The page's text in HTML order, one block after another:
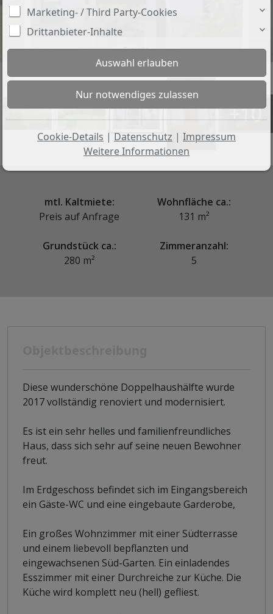
Freisitz
+10
mtl. Kaltmiete:
Preis auf Anfrage
Wohnfläche ca.:
131 m²
Grundstück ca.:
280 m²
Zimmeranzahl:
5
Diese wunderschöne Doppelhaushälfte wurde
2017 vollständig renoviert und modernisiert.
Es ist ein sehr helles und familienfreundliches
Haus, dass sich sehr auf seine neuen Bewohner
freut.
Im Erdgeschoss befindet sich im Eingangsbereich
ein Gäste-WC und eine eingebaute Garderobe,
Ein großes Wohnzimmer mit einer Südterrasse
und einem liebevoll bepflanzten und
eingewachsenen Süd-Garten. Ein einladendes
Esszimmer mit einer Durchreiche zur Küche. Die
Küche wird komplett neu (hell) gefliest.
Marketing- / Third Party-Cookies
Drittanbieter-Inhalte
Cookie-Details | Datenschutz | Impressum
Weitere Informationen